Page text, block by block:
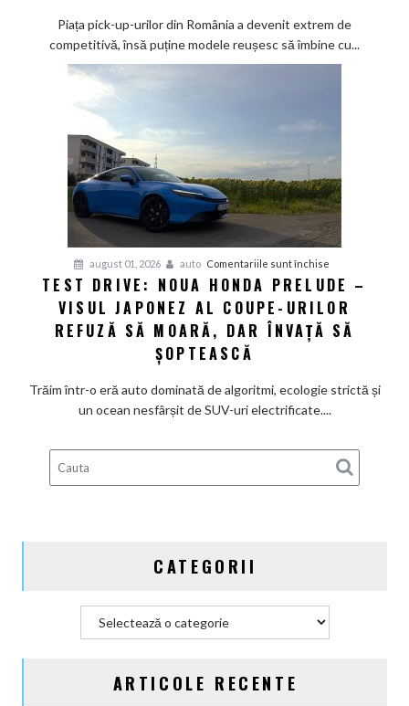
Grand:
Calul
de
Piața pick-up-urilor din România a devenit extrem de
competitivă, însă puține modele reușesc să îmbine cu...
august 01, 2026 auto Comentariile sunt închise
Test
Drive:
Noua
coupe-
urilor
să
TEST DRIVE: NOUA HONDA PRELUDE –
VISUL JAPONEZ AL COUPE-URILOR
REFUZĂ SĂ MOARĂ, DAR ÎNVAȚĂ SĂ
ȘOPTEASCĂ
Trăim într-o eră auto dominată de algoritmi, ecologie strictă și
un ocean nesfârșit de SUV-uri electrificate....
CATEGORII
ARTICOLE RECENTE